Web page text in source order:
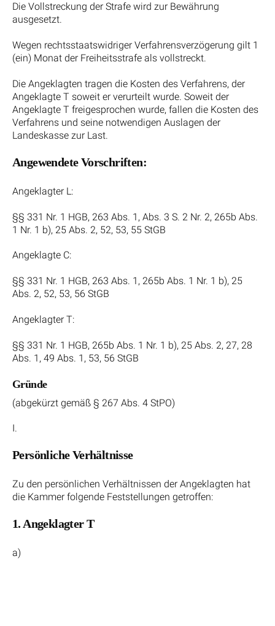
Die Vollstreckung der Strafe wird zur Bewährung
ausgesetzt.
Wegen rechtsstaatswidriger Verfahrensverzögerung gilt 1
(ein) Monat der Freiheitsstrafe als vollstreckt.
Die Angeklagten tragen die Kosten des Verfahrens, der
Angeklagte T soweit er verurteilt wurde. Soweit der
Angeklagte T freigesprochen wurde, fallen die Kosten des
Verfahrens und seine notwendigen Auslagen der
Landeskasse zur Last.
Angewendete Vorschriften:
Angeklagter L:
§§ 331 Nr. 1 HGB, 263 Abs. 1, Abs. 3 S. 2 Nr. 2, 265b Abs.
1 Nr. 1 b), 25 Abs. 2, 52, 53, 55 StGB
Angeklagte C:
§§ 331 Nr. 1 HGB, 263 Abs. 1, 265b Abs. 1 Nr. 1 b), 25
Abs. 2, 52, 53, 56 StGB
Angeklagter T:
§§ 331 Nr. 1 HGB, 265b Abs. 1 Nr. 1 b), 25 Abs. 2, 27, 28
Abs. 1, 49 Abs. 1, 53, 56 StGB
Gründe
(abgekürzt gemäß § 267 Abs. 4 StPO)
I.
Persönliche Verhältnisse
Zu den persönlichen Verhältnissen der Angeklagten hat
die Kammer folgende Feststellungen getroffen:
1. Angeklagter T
a)